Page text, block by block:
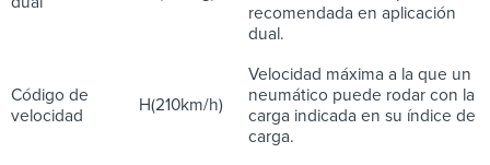
recomendada en aplicación
dual.
Código de
velocidad
H(210km/h)
Velocidad máxima a la que un
neumático puede rodar con la
carga indicada en su índice de
carga.